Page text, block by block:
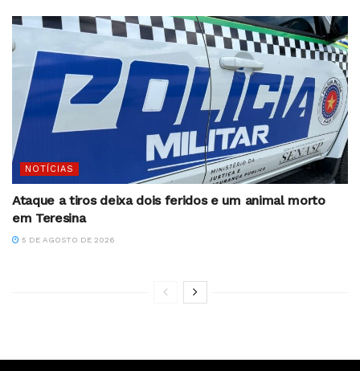
NOTÍCIAS
Ataque a tiros deixa dois feridos e um animal morto
em Teresina
5 DE AGOSTO DE 2026